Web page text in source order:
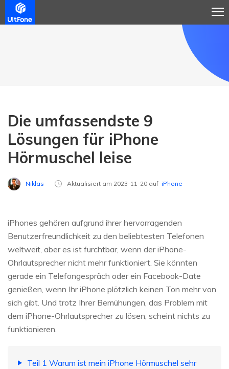
Die umfassendste 9
Lösungen für iPhone
Hörmuschel leise
Niklas Aktualisiert am 2023-11-20 auf iPhone
iPhones gehören aufgrund ihrer hervorragenden
Benutzerfreundlichkeit zu den beliebtesten Telefonen
weltweit, aber es ist furchtbar, wenn der iPhone-
Ohrlautsprecher nicht mehr funktioniert. Sie könnten
gerade ein Telefongespräch oder ein Facebook-Date
genießen, wenn Ihr iPhone plötzlich keinen Ton mehr von
sich gibt. Und trotz Ihrer Bemühungen, das Problem mit
dem iPhone-Ohrlautsprecher zu lösen, scheint nichts zu
funktionieren.
Teil 1 Warum ist mein iPhone Hörmuschel sehr